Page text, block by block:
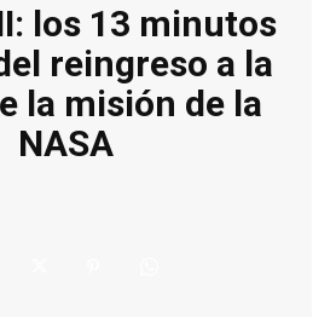
los 13 minutos
reingreso a la
la misión de la
NASA